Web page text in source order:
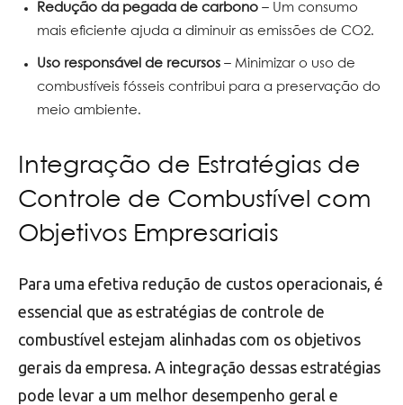
Redução da pegada de carbono – Um consumo
mais eficiente ajuda a diminuir as emissões de CO2.
Uso responsável de recursos – Minimizar o uso de
combustíveis fósseis contribui para a preservação do
meio ambiente.
Integração de Estratégias de
Controle de Combustível com
Objetivos Empresariais
Para uma efetiva redução de custos operacionais, é
essencial que as estratégias de controle de
combustível estejam alinhadas com os objetivos
gerais da empresa. A integração dessas estratégias
pode levar a um melhor desempenho geral e